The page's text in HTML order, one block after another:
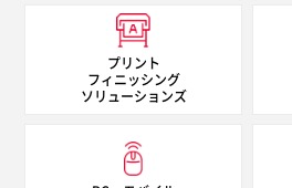
プリント
フィニッシング
ソリューションズ